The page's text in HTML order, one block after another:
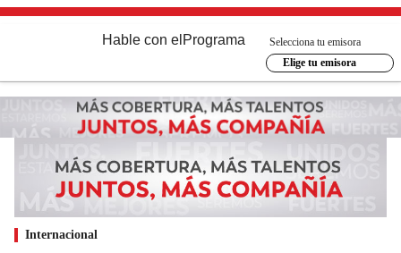
Hable con el Programa
Selecciona tu emisora
Elige tu emisora
Internacional